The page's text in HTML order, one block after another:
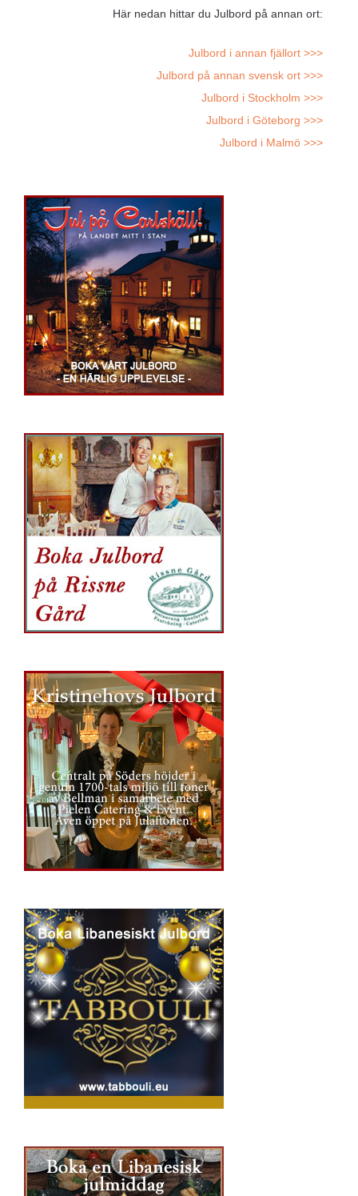
Här nedan hittar du Julbord på annan ort:
Julbord i annan fjällort >>>
Julbord på annan svensk ort >>>
Julbord i Stockholm >>>
Julbord i Göteborg >>>
Julbord i Malmö >>>